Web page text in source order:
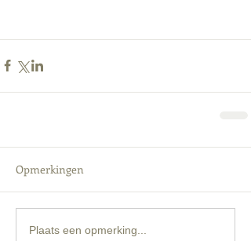
Opmerkingen
Plaats een opmerking...